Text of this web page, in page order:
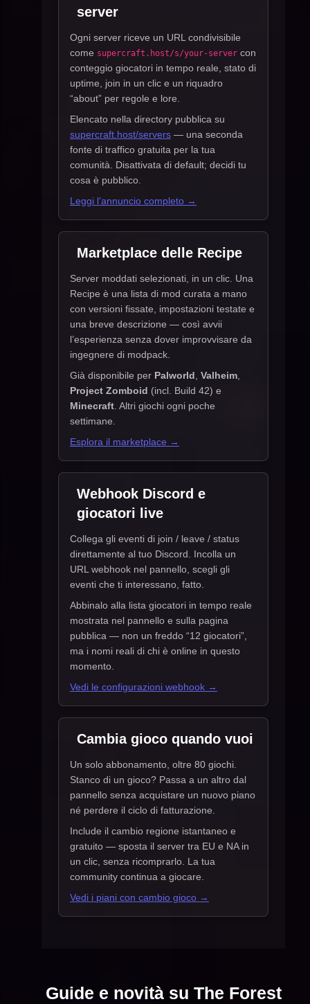
server
Ogni server riceve un URL condivisibile
come supercraft.host/s/your-server con
conteggio giocatori in tempo reale, stato di
uptime, join in un clic e un riquadro
“about” per regole e lore.
Elencato nella directory pubblica su
supercraft.host/servers — una seconda
fonte di traffico gratuita per la tua
comunità. Disattivata di default; decidi tu
cosa è pubblico.
Leggi l’annuncio completo →
Marketplace delle Recipe
Server moddati selezionati, in un clic. Una
Recipe è una lista di mod curata a mano
con versioni fissate, impostazioni testate e
una breve descrizione — così avvii
l’esperienza senza dover improvvisare da
ingegnere di modpack.
Già disponibile per Palworld, Valheim,
Project Zomboid (incl. Build 42) e
Minecraft. Altri giochi ogni poche
settimane.
Esplora il marketplace →
Webhook Discord e
giocatori live
Collega gli eventi di join / leave / status
direttamente al tuo Discord. Incolla un
URL webhook nel pannello, scegli gli
eventi che ti interessano, fatto.
Abbinalo alla lista giocatori in tempo reale
mostrata nel pannello e sulla pagina
pubblica — non un freddo “12 giocatori”,
ma i nomi reali di chi è online in questo
momento.
Vedi le configurazioni webhook →
Cambia gioco quando vuoi
Un solo abbonamento, oltre 80 giochi.
Stanco di un gioco? Passa a un altro dal
pannello senza acquistare un nuovo piano
né perdere il ciclo di fatturazione.
Include il cambio regione istantaneo e
gratuito — sposta il server tra EU e NA in
un clic, senza ricomprarlo. La tua
community continua a giocare.
Vedi i piani con cambio gioco →
Guide e novità su The Forest